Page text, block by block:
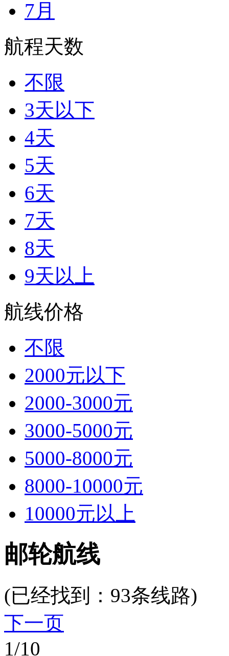
7月
航程天数
不限
3天以下
4天
5天
6天
7天
8天
9天以上
航线价格
不限
2000元以下
2000-3000元
3000-5000元
5000-8000元
8000-10000元
10000元以上
邮轮航线
(已经找到： 93条线路)
下一页
1/10